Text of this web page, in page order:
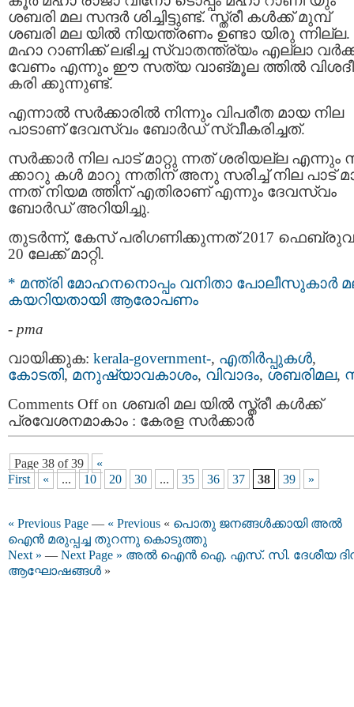
ശബരി മല സന്ദർ ശിച്ചിട്ടുണ്ട്. സ്ത്രീ കൾക്ക് മുമ്പ്
ശബരി മല യിൽ നിയന്ത്രണം ഉണ്ടാ യിരു ന്നില്ല.
മഹാ റാണിക്ക് ലഭിച്ച സ്വാതന്ത്ര്യം എല്ലാ
വേണം എന്നും ഈ സത്യ വാങ്മൂല ത്തിൽ വിശദീ
കരി ക്കുന്നുണ്ട്.
എന്നാല്‍ സര്‍ക്കാരില്‍ നിന്നും വിപരീത മായ നില
പാടാണ് ദേവസ്വം ബോര്‍ഡ് സ്വീകരിച്ചത്.
സര്‍ക്കാര്‍ നില പാട് മാറ്റു ന്നത് ശരിയല്ല എന്നും
ക്കാറു കള്‍ മാറു ന്നതിന് അനു സരിച്ച് നില പാട്
ന്നത് നിയമ ത്തിന് എതിരാണ് എന്നും ദേവസ്വം
ബോര്‍ഡ് അറിയിച്ചു.
തുടര്‍ന്ന്, കേസ് പരിഗണിക്കുന്നത് 2017
20 ലേക്ക് മാറ്റി.
* മന്ത്രി മോഹനനൊപ്പം വനിതാ പോലീസുകാര്‍
കയറിയതായി ആരോപണം
- pma
വായിക്കുക: kerala-government-, എതിര്‍പ്പുകള്‍,
കോടതി, മനുഷ്യാവകാശം, വിവാദം, ശബരിമല,
Comments Offon ശബരി മല യിൽ സ്ത്രീ കൾക്ക്
പ്രവേശനമാകാം : കേരള സർക്കാർ
Page 38 of 39
«
First
« ... 10 20 30 ... 35 36 37 38 39 »
« Previous Page — « Previous « പൊതു ജനങ്ങള്‍ക്കായി അല്‍
ഐന്‍ മരുപ്പച്ച തുറന്നു കൊടുത്തു
Next » — Next Page » അല്‍ ഐന്‍ ഐ. എസ്. സി. ദേശീയ
ആഘോഷങ്ങൾ »